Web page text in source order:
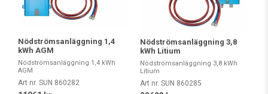
Nödströmsanläggning 1,4
kWh AGM
Nödströmsanläggning 1,4 kWh
AGM
Art nr. SUN 860282
Nödströmsanläggning 3,8
kWh Litium
Nödströmsanläggning 3,8 kWh
Litium
Art nr. SUN 860285